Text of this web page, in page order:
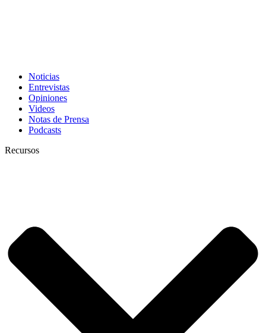
Noticias
Entrevistas
Opiniones
Videos
Notas de Prensa
Podcasts
Recursos